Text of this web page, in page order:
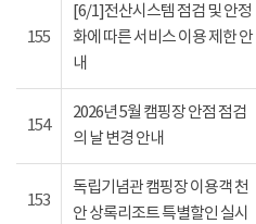
155
[6/1]전산시스템 점검 및 안정
화에 따른 서비스 이용 제한 안
내
154
2026년 5월 캠핑장 안점 점검
의 날 변경 안내
153
독립기념관 캠핑장 이용객 천
안 상록리조트 특별할인 실시